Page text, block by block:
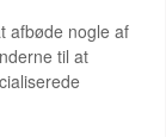
afbøde nogle af
til at